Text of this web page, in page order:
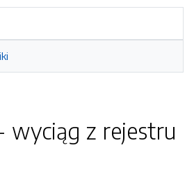
wyciąg z rejestru